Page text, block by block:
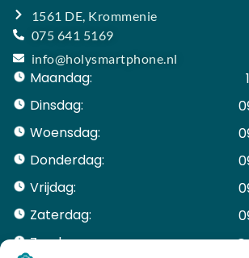
1561 DE, Krommenie
075 641 5169
info@holysmartphone.nl
Maandag:
Dinsdag:
Woensdag:
Donderdag:
Vrijdag:
Zaterdag:
Zondag: